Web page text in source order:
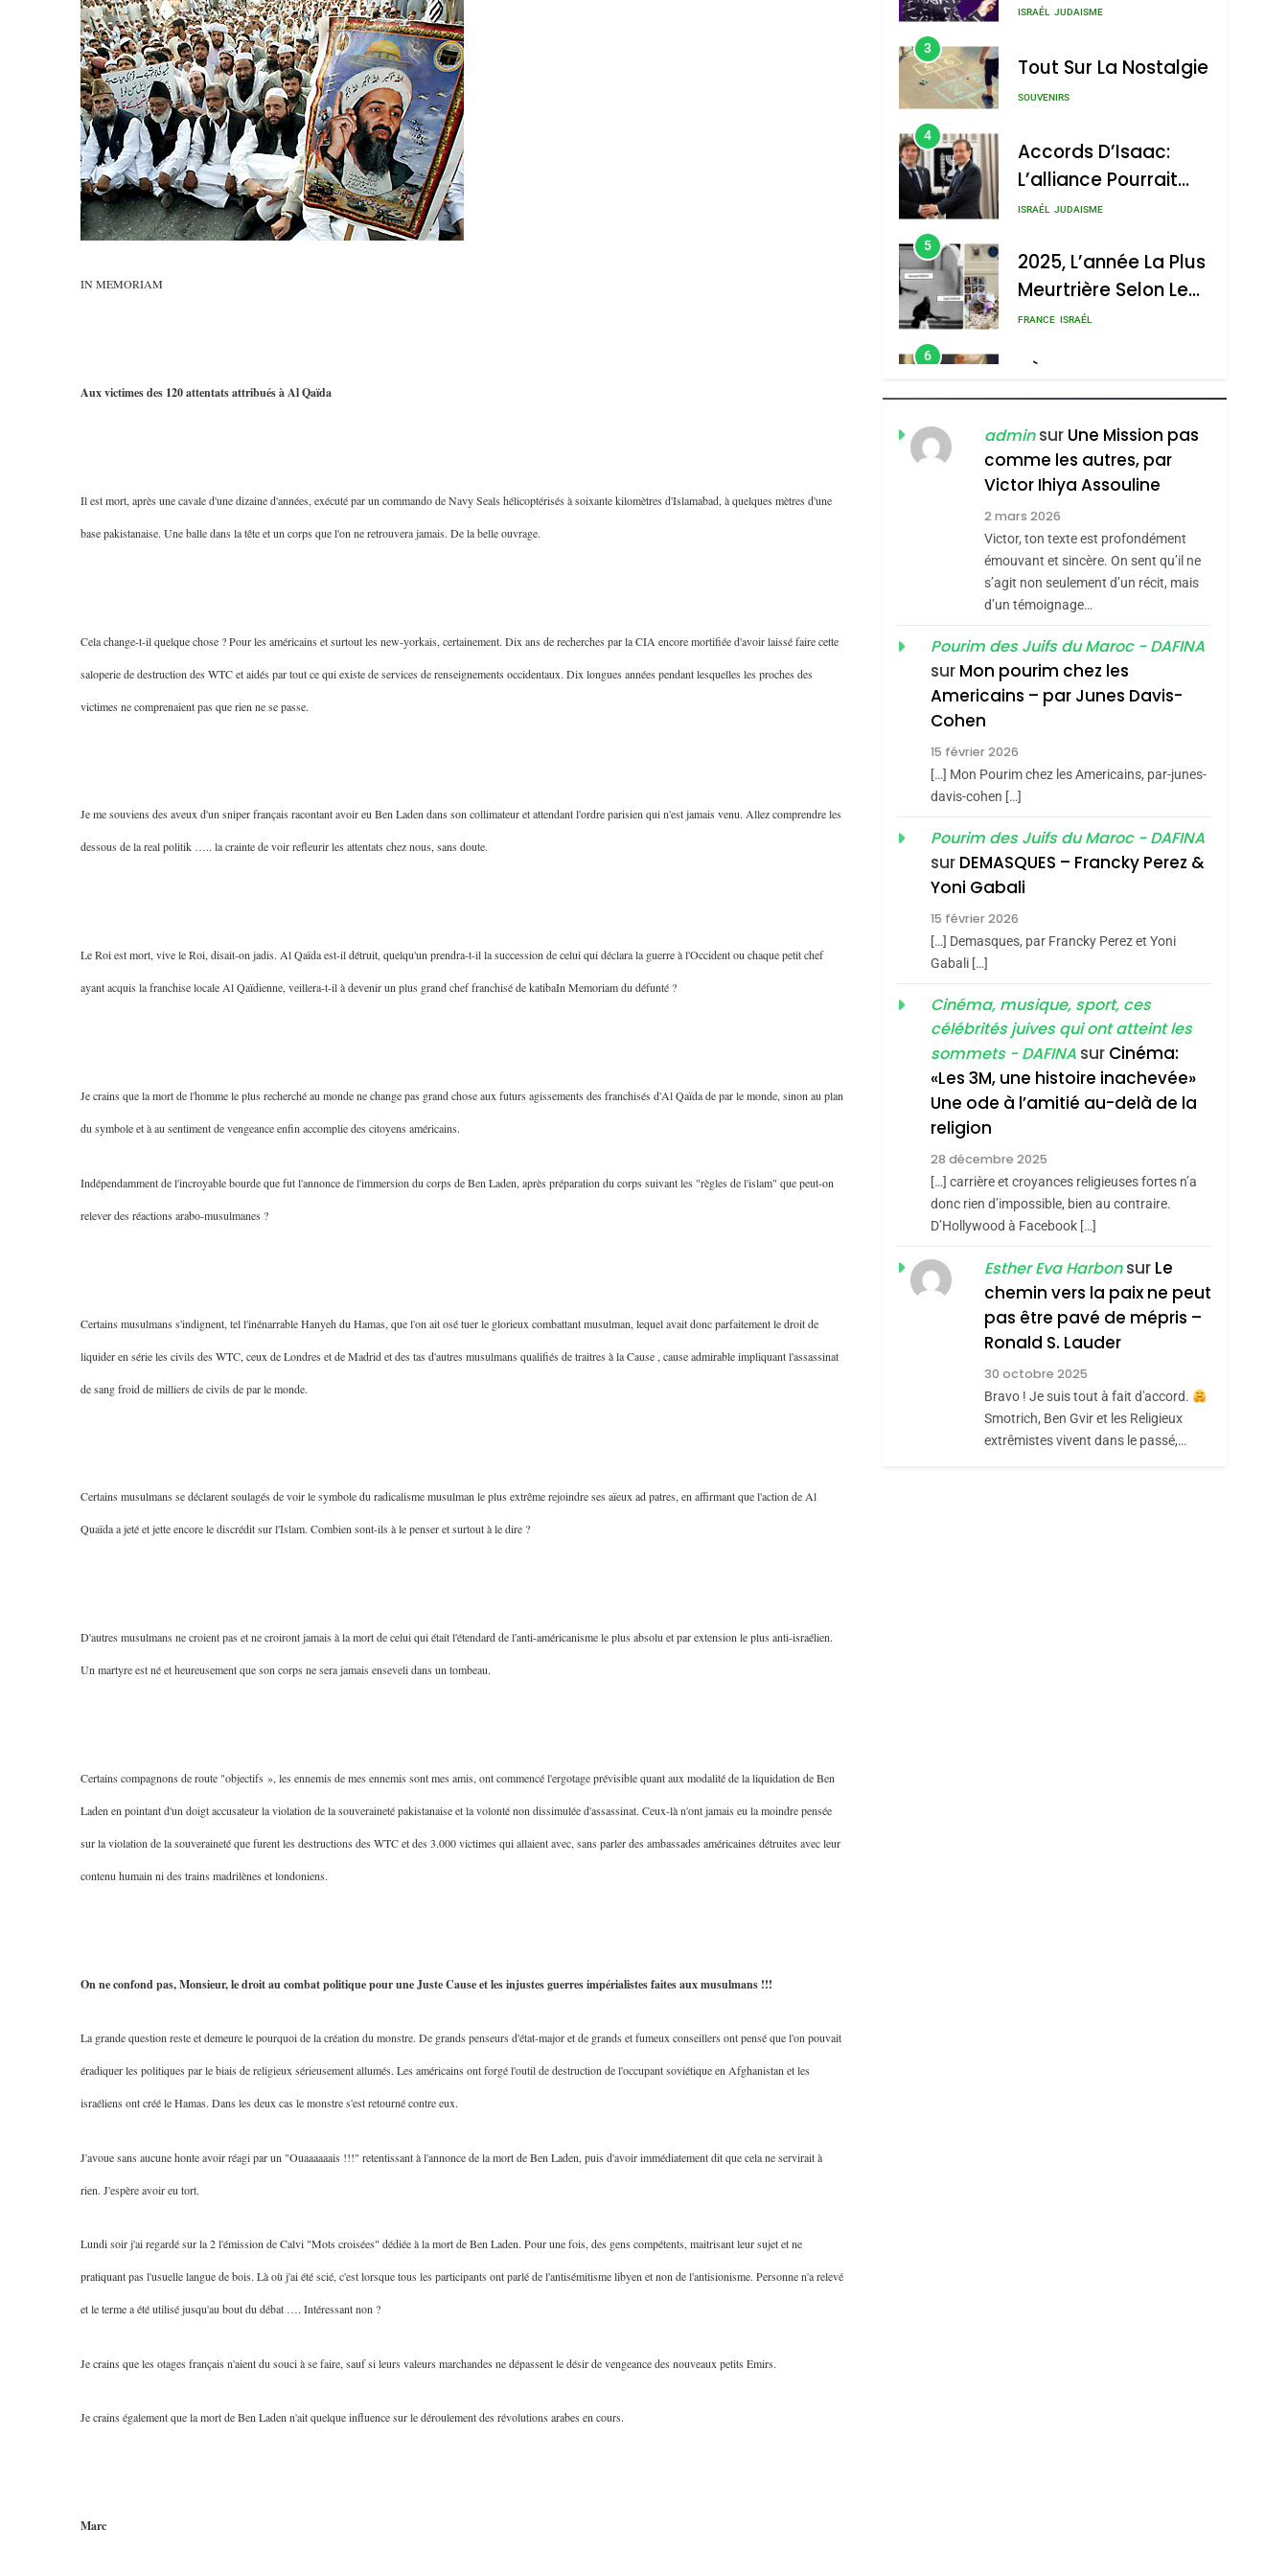
IN MEMORIAM
Aux victimes des 120 attentats attribués à Al Qaïda
Il est mort, après une cavale d'une dizaine d'années, exécuté par un commando de Navy Seals hélicoptérisés à soixante kilomètres d'Islamabad, à quelques mètres d'une
base pakistanaise. Une balle dans la tête et un corps que l'on ne retrouvera jamais. De la belle ouvrage.
Cela change-t-il quelque chose ? Pour les américains et surtout les new-yorkais, certainement. Dix ans de recherches par la CIA encore mortifiée d'avoir laissé faire cette
saloperie de destruction des WTC et aidés par tout ce qui existe de services de renseignements occidentaux. Dix longues années pendant lesquelles les proches des
victimes ne comprenaient pas que rien ne se passe.
Je me souviens des aveux d'un sniper français racontant avoir eu Ben Laden dans son collimateur et attendant l'ordre parisien qui n'est jamais venu. Allez comprendre les
dessous de la real politik ….. la crainte de voir refleurir les attentats chez nous, sans doute.
Le Roi est mort, vive le Roi, disait-on jadis. Al Qaïda est-il détruit, quelqu'un prendra-t-il la succession de celui qui déclara la guerre à l'Occident ou chaque petit chef
ayant acquis la franchise locale Al Qaïdienne, veillera-t-il à devenir un plus grand chef franchisé de katibaIn Memoriam du défunté ?
Je crains que la mort de l'homme le plus recherché au monde ne change pas grand chose aux futurs agissements des franchisés d'Al Qaïda de par le monde, sinon au plan
du symbole et à au sentiment de vengeance enfin accomplie des citoyens américains.
Indépendamment de l'incroyable bourde que fut l'annonce de l'immersion du corps de Ben Laden, après préparation du corps suivant les "règles de l'islam" que peut-on
relever des réactions arabo-musulmanes ?
Certains musulmans s'indignent, tel l'inénarrable Hanyeh du Hamas, que l'on ait osé tuer le glorieux combattant musulman, lequel avait donc parfaitement le droit de
liquider en série les civils des WTC, ceux de Londres et de Madrid et des tas d'autres musulmans qualifiés de traitres à la Cause , cause admirable impliquant l'assassinat
de sang froid de milliers de civils de par le monde.
Certains musulmans se déclarent soulagés de voir le symbole du radicalisme musulman le plus extrême rejoindre ses aïeux ad patres, en affirmant que l'action de Al
Quaïda a jeté et jette encore le discrédit sur l'Islam. Combien sont-ils à le penser et surtout à le dire ?
D'autres musulmans ne croient pas et ne croiront jamais à la mort de celui qui était l'étendard de l'anti-américanisme le plus absolu et par extension le plus anti-israélien.
Un martyre est né et heureusement que son corps ne sera jamais enseveli dans un tombeau.
Certains compagnons de route "objectifs », les ennemis de mes ennemis sont mes amis, ont commencé l'ergotage prévisible quant aux modalité de la liquidation de Ben
Laden en pointant d'un doigt accusateur la violation de la souveraineté pakistanaise et la volonté non dissimulée d'assassinat. Ceux-là n'ont jamais eu la moindre pensée
sur la violation de la souveraineté que furent les destructions des WTC et des 3.000 victimes qui allaient avec, sans parler des ambassades américaines détruites avec leur
contenu humain ni des trains madrilènes et londoniens.
On ne confond pas, Monsieur, le droit au combat politique pour une Juste Cause et les injustes guerres impérialistes faites aux musulmans !!!
La grande question reste et demeure le pourquoi de la création du monstre. De grands penseurs d'état-major et de grands et fumeux conseillers ont pensé que l'on pouvait
éradiquer les politiques par le biais de religieux sérieusement allumés. Les américains ont forgé l'outil de destruction de l'occupant soviétique en Afghanistan et les
israéliens ont créé le Hamas. Dans les deux cas le monstre s'est retourné contre eux.
J'avoue sans aucune honte avoir réagi par un "Ouaaaaaais !!!" retentissant à l'annonce de la mort de Ben Laden, puis d'avoir immédiatement dit que cela ne servirait à
rien. J'espère avoir eu tort.
Lundi soir j'ai regardé sur la 2 l'émission de Calvi "Mots croisées" dédiée à la mort de Ben Laden. Pour une fois, des gens compétents, maitrisant leur sujet et ne
pratiquant pas l'usuelle langue de bois. Là où j'ai été scié, c'est lorsque tous les participants ont parlé de l'antisémitisme libyen et non de l'antisionisme. Personne n'a relevé
et le terme a été utilisé jusqu'au bout du débat …. Intéressant non ?
Je crains que les otages français n'aient du souci à se faire, sauf si leurs valeurs marchandes ne dépassent le désir de vengeance des nouveaux petits Emirs.
Je crains également que la mort de Ben Laden n'ait quelque influence sur le déroulement des révolutions arabes en cours.
Marc
Nouvelle Chanson De
ISRAÉL JUDAISME
3
Tout Sur La Nostalgie
SOUVENIRS
4
Accords D’Isaac:
L’alliance Pourrait
S’étendre À 13 Pays
ISRAÉL JUDAISME
5
2025, L’année La Plus
Meurtrière Selon Le
Rapport D’ADL
FRANCE ISRAÉL
6
FIÈRE, DIGNE ET
RÉSILIENTE :
POURQUOI JE
REVENDIQUE MA
JUDAÏTE Par Thérèse
Zrihen-Dvir
ISRAÉL JUDAISME
CE QUI NOUS
MANQUE – Jacques
Hadida
JUDAISME
Maroc : Les Amandes
De Tafraout, Le Miel
De Tadla Azilal
Consacrés Produits
Du Terroir
DAFINA MAROC
Oeil Ravageur –
2
Dis Guerre»: La
Nouvelle Chanson De
Boy George
ISRAÉL JUDAISME
Accords D’Isaac:
L’alliance Pourrait
S’étendre À 13 Pays
D’Amérique Latine
ISRAÉL JUDAISME
5
Meurtrière Selon Le
Rapport D’ADL
Contre
L’antisémitisme
FRANCE ISRAÉL
FIÈRE, DIGNE ET
RÉSILIENTE :
POURQUOI JE
REVENDIQUE MA
JUDAÏTE Par Thérèse
Zrihen-Dvir
ISRAÉL JUDAISME
CE QUI NOUS
MANQUE – Jacques
Hadida
JUDAISME
Maroc : Les Amandes
adminsur Une Mission pas
comme les autres, par
Victor Ihiya Assouline
2 mars 2026
Victor, ton texte est profondément
émouvant et sincère. On sent qu’il ne
s’agit non seulement d’un récit, mais
d’un témoignage…
Pourim des Juifs du Maroc - DAFINA
sur Mon pourim chez les
Americains – par Junes Davis-
Cohen
15 février 2026
[…] Mon Pourim chez les Americains, par-junes-
davis-cohen […]
Pourim des Juifs du Maroc - DAFINA
sur DEMASQUES – Francky Perez &
Yoni Gabali
15 février 2026
[…] Demasques, par Francky Perez et Yoni
Gabali […]
Cinéma, musique, sport, ces
célébrités juives qui ont atteint les
sommets - DAFINA sur Cinéma:
«Les 3M, une histoire inachevée»
Une ode à l’amitié au-delà de la
religion
28 décembre 2025
[…] carrière et croyances religieuses fortes n’a
donc rien d’impossible, bien au contraire.
D’Hollywood à Facebook […]
Esther Eva Harbonsur Le
chemin vers la paix ne peut
pas être pavé de mépris –
Ronald S. Lauder
30 octobre 2025
Bravo ! Je suis tout à fait d'accord.
Smotrich, Ben Gvir et les Religieux
extrêmistes vivent dans le passé,…
2025, L’année La Plus Meurtrière Selon Le Rapport D’ADL Contre L’antisémitisme